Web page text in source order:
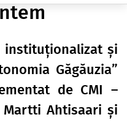
instituționalizat și
Găgăuzia”
de CMI –
Ahtisaari și